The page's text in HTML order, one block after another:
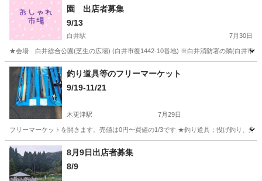
園 出店者募集
9/13
白井駅 7月30日
★会場 白井総合公園(芝生の広場) (白井市復1442-10番地) ※白井消防署の隣(白
千葉 白井市 白井駅 フリーマーケット 会場
釣り道具等のフリーマーケット
9/19-11/21
木更津駅 7月29日
フリーマーケットを開きます。売値は0円〜買値の1/3です ★釣り道具；投げ釣り、
千葉 木更津市 木更津駅 フリーマーケット
8月9日出店者募集
8/9